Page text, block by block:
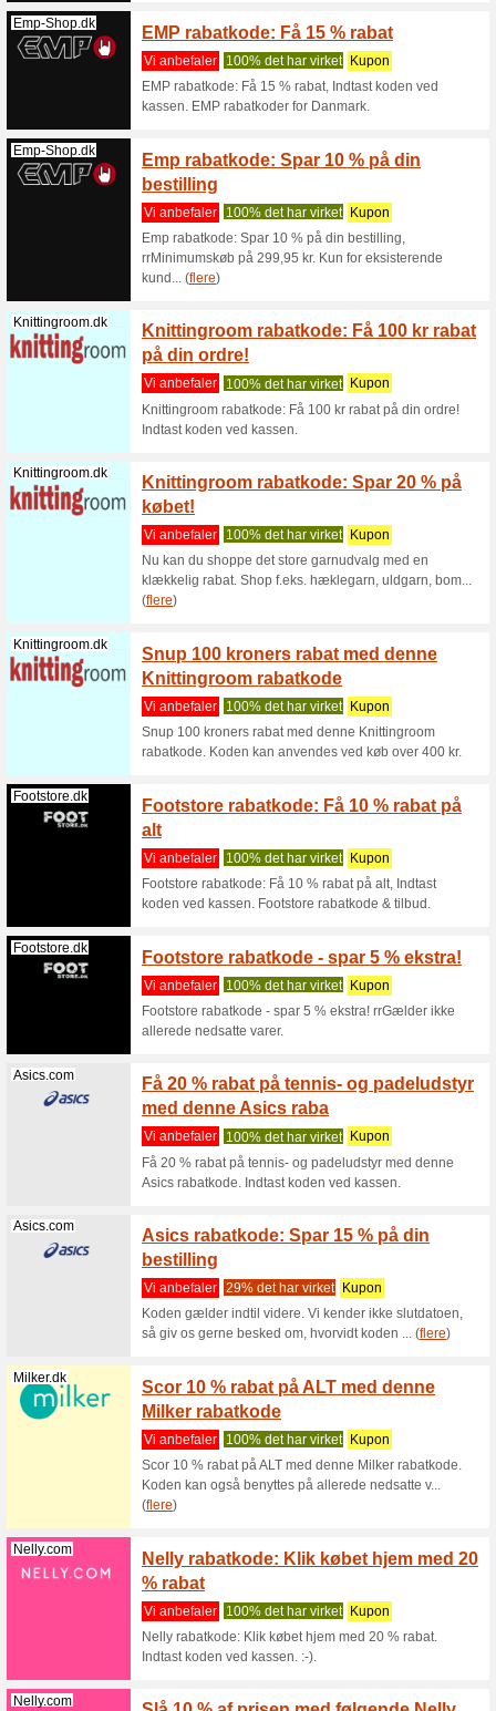
Dreams.com
53% det
Frakten
Yoursurprise.dk
?
Denne
den
Hunkemoller.dk
100%
Emp-Shop.dk EMP
Vi
ved
EMP
Vi
Emp-Shop.dk
Emp